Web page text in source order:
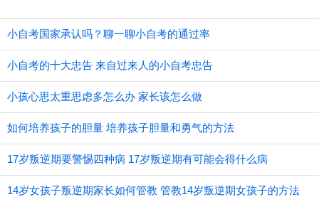
小自考国家承认吗？聊一聊小自考的通过率
小自考的十大忠告 来自过来人的小自考忠告
小孩心思太重思虑多怎么办 家长该怎么做
如何培养孩子的胆量 培养孩子胆量和勇气的方法
17岁叛逆期要警惕四种病 17岁叛逆期有可能会得什么病
14岁女孩子叛逆期家长如何管教 管教14岁叛逆期女孩子的方法